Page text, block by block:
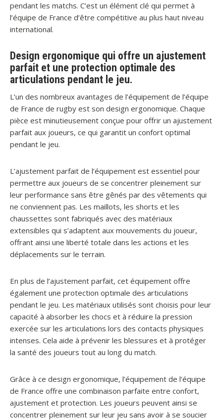
pendant les matchs. C’est un élément clé qui permet à
l’équipe de France d’être compétitive au plus haut niveau
international.
Design ergonomique qui offre un ajustement
parfait et une protection optimale des
articulations pendant le jeu.
L’un des nombreux avantages de l’équipement de l’équipe
de France de rugby est son design ergonomique. Chaque
pièce est minutieusement conçue pour offrir un ajustement
parfait aux joueurs, ce qui garantit un confort optimal
pendant le jeu.
L’ajustement parfait de l’équipement est essentiel pour
permettre aux joueurs de se concentrer pleinement sur
leur performance sans être gênés par des vêtements qui
ne conviennent pas. Les maillots, les shorts et les
chaussettes sont fabriqués avec des matériaux
extensibles qui s’adaptent aux mouvements du joueur,
offrant ainsi une liberté totale dans les actions et les
déplacements sur le terrain.
En plus de l’ajustement parfait, cet équipement offre
également une protection optimale des articulations
pendant le jeu. Les matériaux utilisés sont choisis pour leur
capacité à absorber les chocs et à réduire la pression
exercée sur les articulations lors des contacts physiques
intenses. Cela aide à prévenir les blessures et à protéger
la santé des joueurs tout au long du match.
Grâce à ce design ergonomique, l’équipement de l’équipe
de France offre une combinaison parfaite entre confort,
ajustement et protection. Les joueurs peuvent ainsi se
concentrer pleinement sur leur jeu sans avoir à se soucier